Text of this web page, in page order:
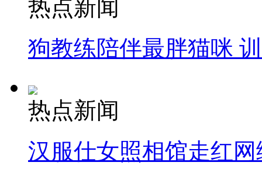
热点新闻
狗教练陪伴最胖猫咪
热点新闻
汉服仕女照相馆走红网